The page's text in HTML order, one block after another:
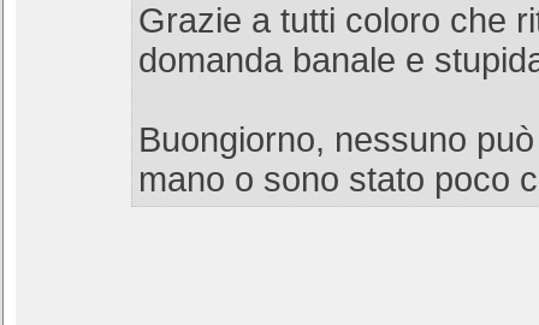
Grazie a tutti coloro che
domanda banale e
Buongiorno, nessuno
mano o sono stato poco